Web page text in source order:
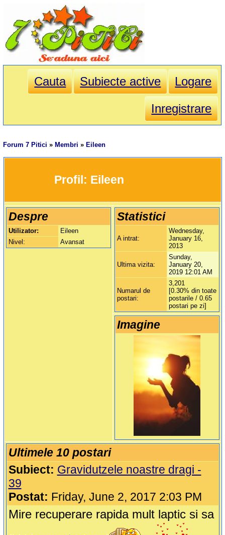
Cauta Subiecte active
Logare
Inregistrare
Forum 7 Pitici » Membri » Eileen
		Profil:
Eileen
Despre
Utilizator:
Eileen
Nivel:
Avansat
Statistici
A intrat:
Wednesday,
January 16,
2013
Ultima vizita:
Sunday,
January 20,
2019 12:01 AM
Numarul de
postari:
3,201
[0.30% din toate
postarile / 0.65
postari pe zi]
Imagine
Ultimele 10 postari
Subiect: Gravidutzele noastre dragi -
39
Postat: Friday, June 2, 2017 2:03 PM
Mire recuperare rapida mult laptic si sa